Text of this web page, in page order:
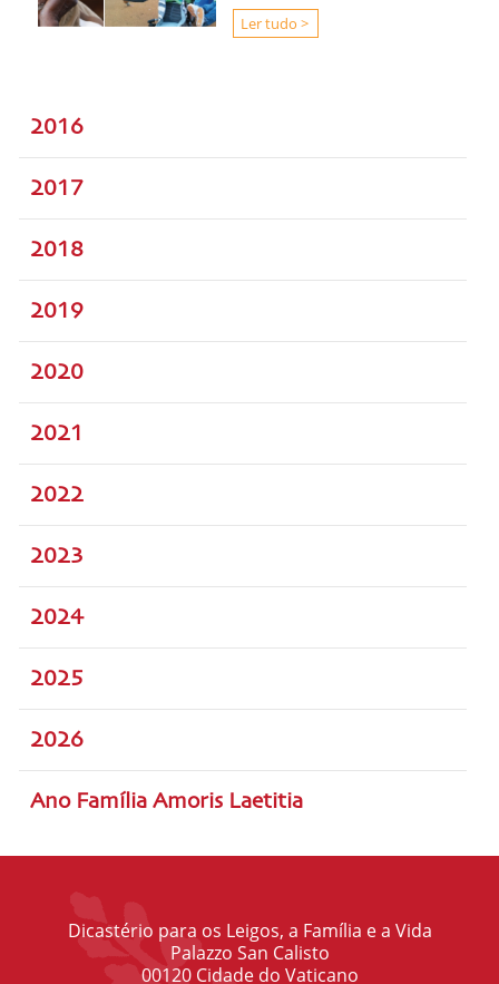
Ler tudo >
2016
2017
2018
2019
2020
2021
2022
2023
2024
2025
2026
Ano Família Amoris Laetitia
Dicastério para os Leigos, a Família e a Vida
Palazzo San Calisto
00120 Cidade do Vaticano